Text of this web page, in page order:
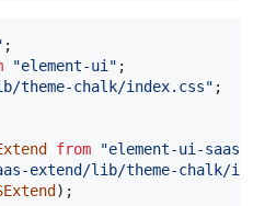
;
"element-ui" ;
theme-chalk/index.css" ;
from
"element-ui-saas-
extend/lib/theme-chalk/
) ;